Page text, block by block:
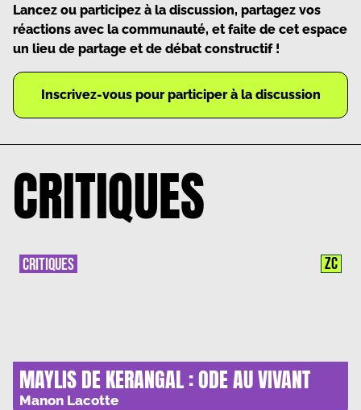
Lancez ou participez à la discussion, partagez vos
réactions avec la communauté, et faite de cet espace
un lieu de partage et de débat constructif !
Inscrivez-vous pour participer à la discussion
CRITIQUES
MAYLIS DE KERANGAL : ODE AU VIVANT
Manon Lacotte
CRITIQUES ZC